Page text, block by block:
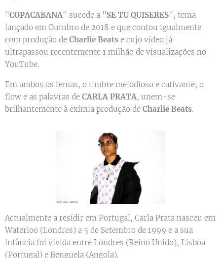
"COPACABANA" sucede a "SE TU QUISERES", tema
lançado em Outubro de 2018 e que contou igualmente
com produção de Charlie Beats e cujo vídeo já
ultrapassou recentemente 1 milhão de visualizações no
YouTube.
Em ambos os temas, o timbre melodioso e cativante, o
flow e as palavras de CARLA PRATA, unem-se
brilhantemente à exímia produção de Charlie Beats.
Actualmente a residir em Portugal, Carla Prata nasceu em
Waterloo (Londres) a 5 de Setembro de 1999 e a sua
infância foi vivida entre Londres (Reino Unido), Lisboa
(Portugal) e Benguela (Angola).